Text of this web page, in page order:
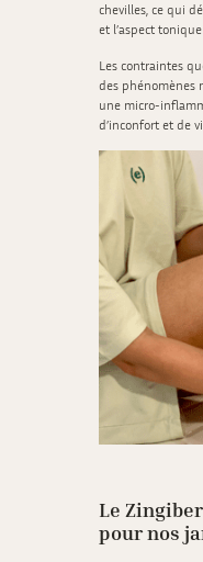
chevilles, ce qui
et l’aspect
Les contraintes
des phénomènes
une micro-
d’inconfort et de
Le
pour nos